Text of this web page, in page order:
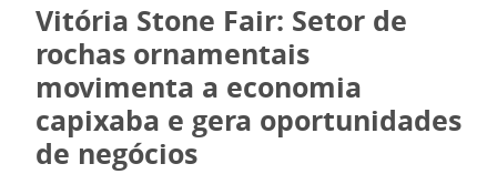
Vitória Stone Fair: Setor de
rochas ornamentais
movimenta a economia
capixaba e gera oportunidades
de negócios